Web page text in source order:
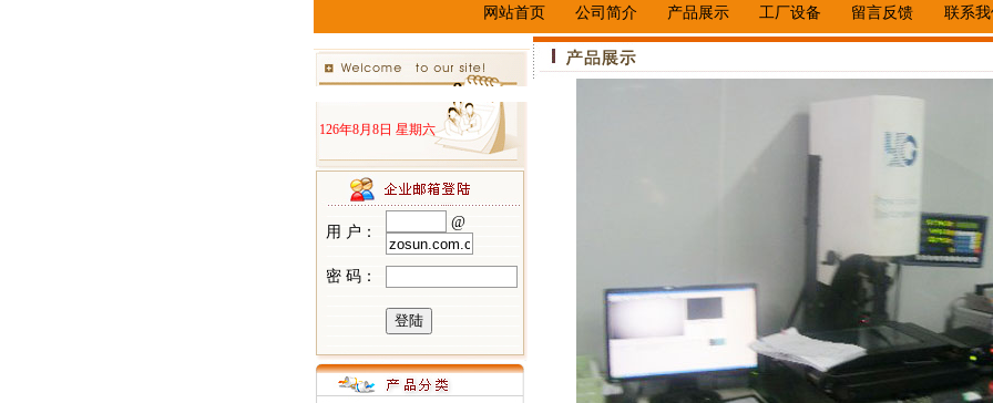
网站首页 公司简介 产品展示 工厂设备 留言反馈 联系
126年8月8日 星期六
用 户：
@
密 码：